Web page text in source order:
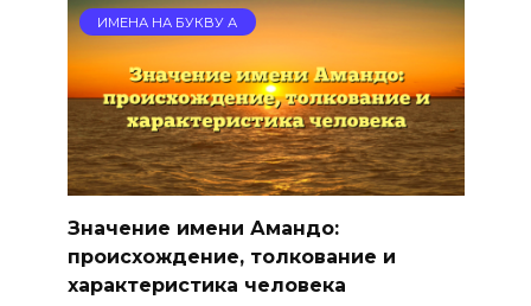
ИМЕНА НА БУКВУ А
Значение имени Амандо:
происхождение, толкование и
характеристика человека